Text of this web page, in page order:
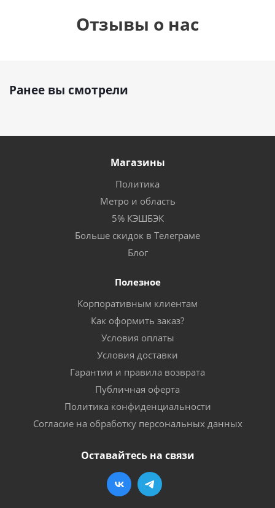
Отзывы о нас
Ранее вы смотрели
Магазины
Политика
Метро и область
5% КЭШБЭК
Больше скидок в Телеграме
Блог
Полезное
Корпоративным клиентам
Как оформить заказ?
Условия оплаты
Условия доставки
Гарантии и правила возврата
Публичная оферта
Политика конфиденциальности
Согласие на обработку персональных данных
Оставайтесь на связи